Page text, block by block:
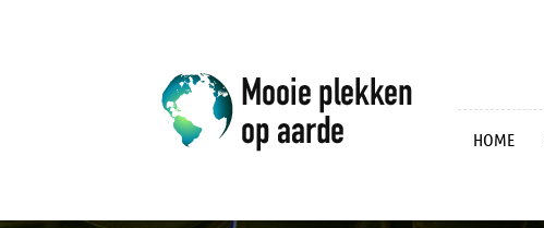
Mooie
plekken
op
aarde
HOME